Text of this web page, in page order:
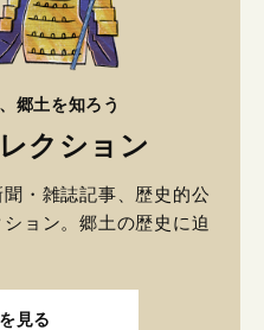
郷土を知ろう
クション
・雑誌記事、歴史的公
ョン。郷土の歴史に迫
見る